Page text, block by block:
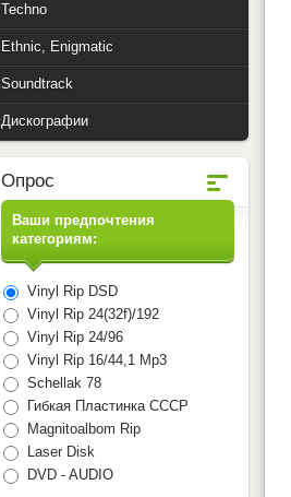
Techno
Ethnic, Enigmatic
Soundtrack
Дискографии
Опрос
Ваши предпочтения
категориям:
Vinyl Rip DSD
Vinyl Rip 24(32f)/192
Vinyl Rip 24/96
Vinyl Rip 16/44,1 Mp3
Schellak 78
Гибкая Пластинка СССР
Magnitoalbom Rip
Laser Disk
DVD - AUDIO